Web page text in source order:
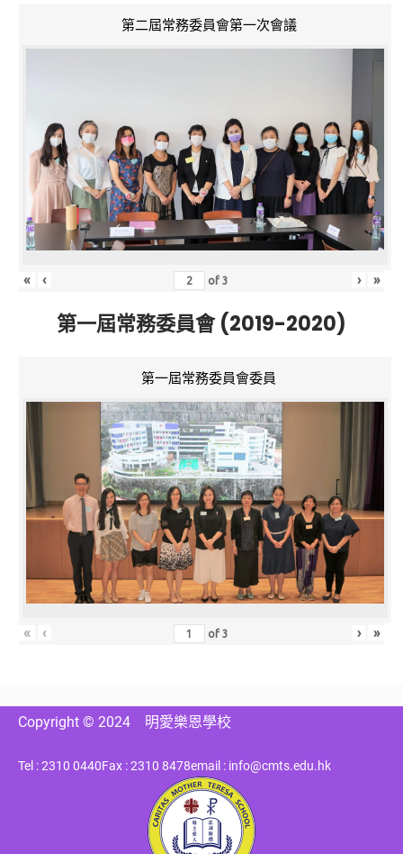
第二屆常務委員會第一次會議
« ‹ of3 › »
第一屆常務委員會 (2019-2020)
第一屆常務委員會委員
« ‹ of3 › »
Copyright © 2024 明愛樂恩學校
Tel : 2310 0440Fax : 2310 8478email : info@cmts.edu.hk